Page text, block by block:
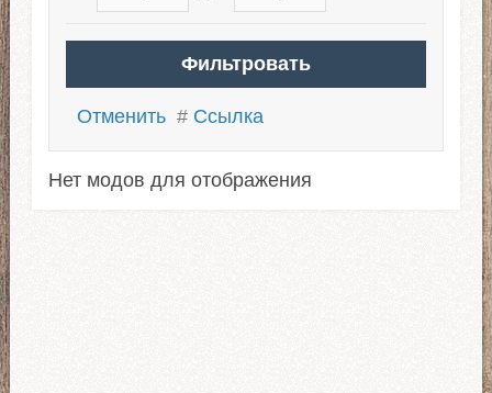
Отменить # Ссылка
Нет модов для отображения